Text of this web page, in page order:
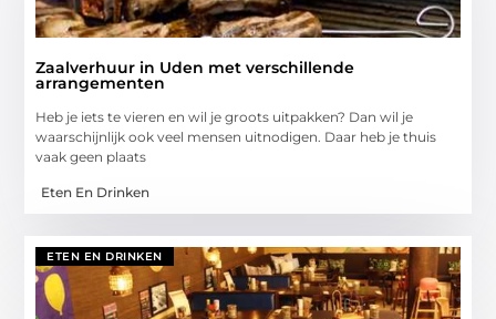
Zaalverhuur in Uden met verschillende
arrangementen
Heb je iets te vieren en wil je groots uitpakken? Dan wil je
waarschijnlijk ook veel mensen uitnodigen. Daar heb je thuis
vaak geen plaats
Eten En Drinken
ETEN EN DRINKEN